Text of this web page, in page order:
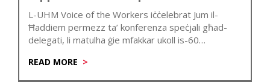
L-UHM Voice of the Workers iċċelebrat Jum il-
Ħaddiem permezz ta’ konferenza speċjali għad-
delegati, li matulha ġie mfakkar ukoll is-60
READ MORE